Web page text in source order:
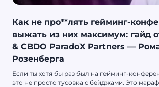
Как не про**лять гейминг-
выжать из них максимум: гайд
& CBDO ParadoX Partners —
Розенберга
Если ты хотя бы раз был на гейминг-
это не просто тусовка с бейджами. Это